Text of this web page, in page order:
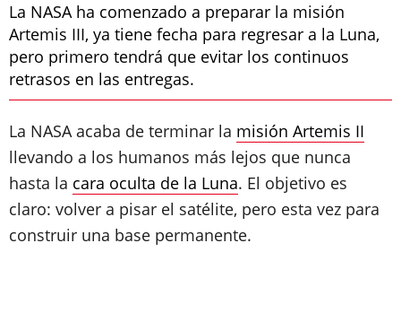
La NASA ha comenzado a preparar la misión
Artemis III, ya tiene fecha para regresar a la Luna,
pero primero tendrá que evitar los continuos
retrasos en las entregas.
La NASA acaba de terminar la misión Artemis II
llevando a los humanos más lejos que nunca
hasta la cara oculta de la Luna. El objetivo es
claro: volver a pisar el satélite, pero esta vez para
construir una base permanente.